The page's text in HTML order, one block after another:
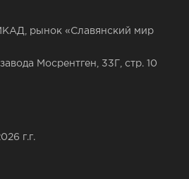
рынок «Славянский мир
Мосрентген, 33Г, стр. 10
г.г.